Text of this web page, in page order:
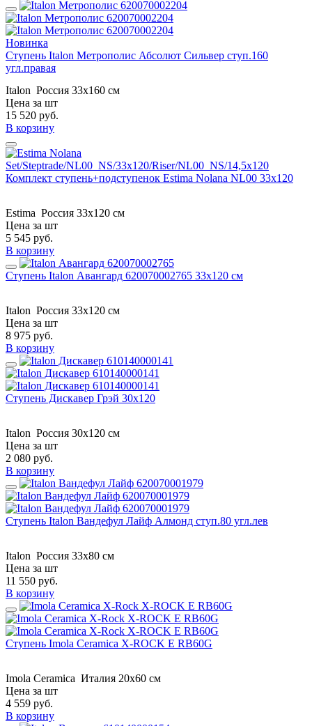
Новинка
Ступень Italon Метрополис Абсолют Сильвер ступ.160
угл.правая
Italon Россия 33x160 см
Цена за шт
15 520 руб.
В корзину
Комплект ступень+подступенок Estima Nolana NL00 33x120
Estima Россия 33x120 см
Цена за шт
5 545 руб.
В корзину
Ступень Italon Авангард 620070002765 33x120 см
Italon Россия 33x120 см
Цена за шт
8 975 руб.
В корзину
Ступень Дискавер Грэй 30х120
Italon Россия 30x120 см
Цена за шт
2 080 руб.
В корзину
Ступень Italon Вандефул Лайф Алмонд ступ.80 угл.лев
Italon Россия 33x80 см
Цена за шт
11 550 руб.
В корзину
Ступень Imola Ceramica X-ROCK E RB60G
Imola Ceramica Италия 20x60 см
Цена за шт
4 559 руб.
В корзину